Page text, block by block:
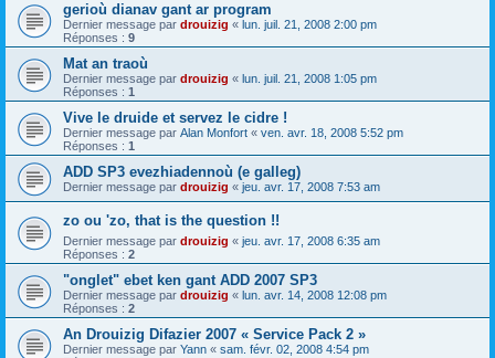
gerioù dianav gant ar program
Dernier message par drouizig « lun. juil. 21, 2008 2:00 pm
Réponses : 9
Mat an traoù
Dernier message par drouizig « lun. juil. 21, 2008 1:05 pm
Réponses : 1
Vive le druide et servez le cidre !
Dernier message par Alan Monfort « ven. avr. 18, 2008 5:52 pm
Réponses : 1
ADD SP3 evezhiadennoù (e galleg)
Dernier message par drouizig « jeu. avr. 17, 2008 7:53 am
zo ou 'zo, that is the question !!
Dernier message par drouizig « jeu. avr. 17, 2008 6:35 am
Réponses : 2
"onglet" ebet ken gant ADD 2007 SP3
Dernier message par drouizig « lun. avr. 14, 2008 12:08 pm
Réponses : 2
An Drouizig Difazier 2007 « Service Pack 2 »
Dernier message par Yann « sam. févr. 02, 2008 4:54 pm